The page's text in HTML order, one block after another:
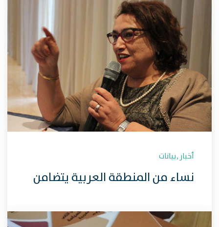
قوبنطيني
أخبار ,بيانات
نساء من المنطقة العربية يتضامن
النساء في تونس